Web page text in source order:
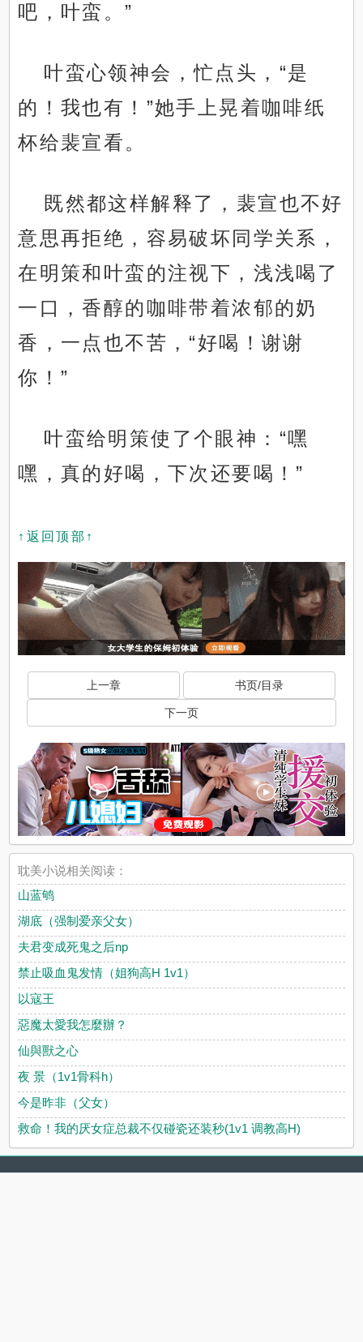
吧，叶蛮。”
叶蛮心领神会，忙点头，“是
的！我也有！”她手上晃着咖啡纸
杯给裴宣看。
既然都这样解释了，裴宣也不好
意思再拒绝，容易破坏同学关系，
在明策和叶蛮的注视下，浅浅喝了
一口，香醇的咖啡带着浓郁的奶
香，一点也不苦，“好喝！谢谢
你！”
叶蛮给明策使了个眼神：“嘿
嘿，真的好喝，下次还要喝！”
↑返回顶部↑
上一章 书页/目录
下一页
耽美小说相关阅读：
山蓝鸲
湖底（强制爱亲父女）
夫君变成死鬼之后np
禁止吸血鬼发情（姐狗高H 1v1）
以寇王
惡魔太愛我怎麼辦？
仙與獸之心
夜 景（1v1骨科h）
今是昨非（父女）
救命！我的厌女症总裁不仅碰瓷还装秒(1v1 调教高H)